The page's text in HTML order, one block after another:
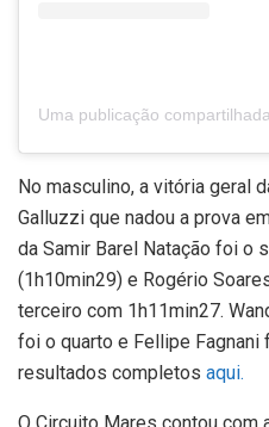
No masculino, a vitória geral
Galluzzi que nadou a prova
da Samir Barel Natação foi o
(1h10min29) e Rogério
terceiro com 1h11min27.
foi o quarto e Fellipe Fagnani
resultados completos aqui.